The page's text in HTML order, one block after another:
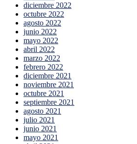
diciembre 2022
octubre 2022
agosto 2022
junio 2022
mayo 2022
abril 2022
marzo 2022
febrero 2022
diciembre 2021
noviembre 2021
octubre 2021
septiembre 2021
agosto 2021
julio 2021
junio 2021
mayo 2021